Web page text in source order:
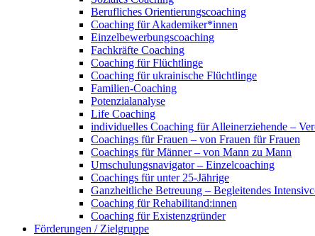
Berufliches Orientierungscoaching
Coaching für Akademiker*innen
Einzelbewerbungscoaching
Fachkräfte Coaching
Coaching für Flüchtlinge
Coaching für ukrainische Flüchtlinge
Familien-Coaching
Potenzialanalyse
Life Coaching
individuelles Coaching für Alleinerziehende –
Coachings für Frauen – von Frauen für Frauen
Coachings für Männer – von Mann zu Mann
Umschulungsnavigator – Einzelcoaching
Coachings für unter 25-Jährige
Ganzheitliche Betreuung – Begleitendes
Coaching für Rehabilitand:innen
Coaching für Existenzgründer
Förderungen / Zielgruppe